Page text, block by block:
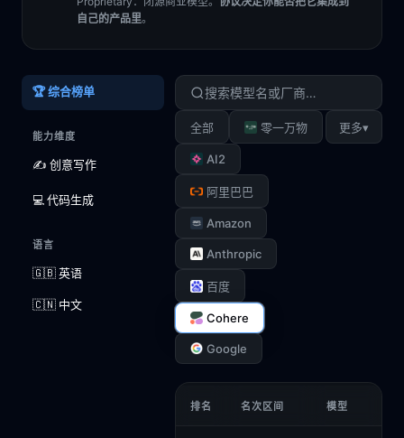
自己的产品里。
🏆 综合榜单
能力维度
✍️ 创意写作
💻 代码生成
语言
🇬🇧 英语
🇨🇳 中文
全部 零一万物
AI2
阿里巴巴
Amazon
Anthropic
百度
Cohere
Google
更多▾
排名 名次区间 模型